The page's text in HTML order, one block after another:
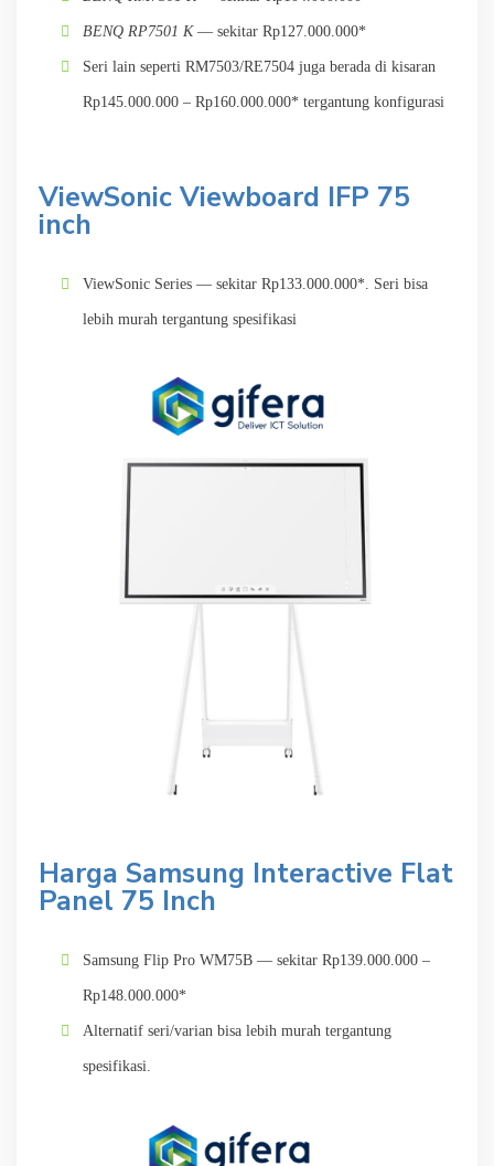
BENQ RP7501 K— sekitar Rp127.000.000*
Seri lain seperti RM7503/RE7504 juga berada di kisaran
Rp145.000.000 – Rp160.000.000* tergantung konfigurasi
ViewSonic Viewboard IFP 75
inch
ViewSonic Series — sekitar Rp133.000.000*. Seri bisa
lebih murah tergantung spesifikasi
Harga Samsung Interactive Flat
Panel 75 Inch
Samsung Flip Pro WM75B — sekitar Rp139.000.000 –
Rp148.000.000*
Alternatif seri/varian bisa lebih murah tergantung
spesifikasi.